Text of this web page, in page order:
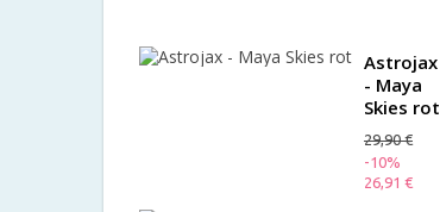
Astrojax
- Maya
Skies rot
29,90 €
-10%
26,91 €